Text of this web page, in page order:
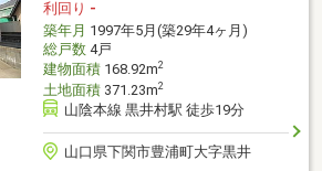
利回り -
築年月 1997年5月(築29年4ヶ月)
総戸数4戸
建物面積168.92m2
土地面積371.23m2
山陰本線 黒井村駅 徒歩19分
山口県下関市豊浦町大字黒井